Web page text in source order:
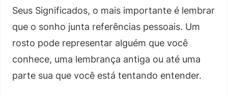
Seus Significados, o mais importante é lembrar
que o sonho junta referências pessoais. Um
rosto pode representar alguém que você
conhece, uma lembrança antiga ou até uma
parte sua que você está tentando entender.